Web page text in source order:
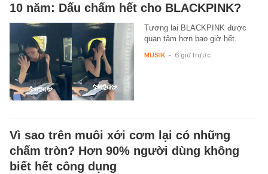
10 năm: Dấu chấm hết cho BLACKPINK?
Tương lai BLACKPINK được
quan tâm hơn bao giờ hết.
MUSIK - 6 giờ trước
Vì sao trên muôi xới cơm lại có những
chấm tròn? Hơn 90% người dùng không
biết hết công dụng